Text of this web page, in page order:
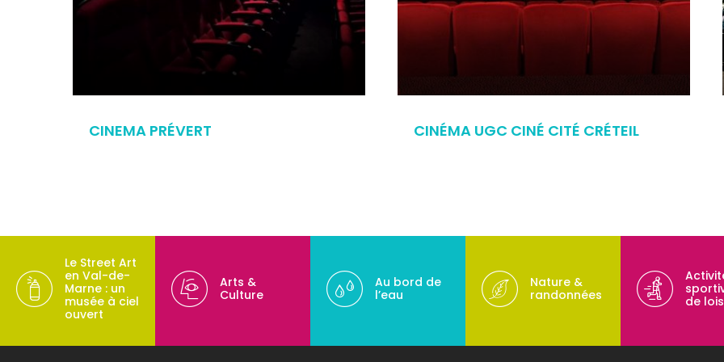
CINEMA PRÉVERT CINÉMA UGC CINÉ CITÉ CRÉTEIL
Le Street Art
en Val-de-
Marne : un
musée à ciel
ouvert
Arts &
Culture
Au bord de
l’eau
Nature &
randonnées
de